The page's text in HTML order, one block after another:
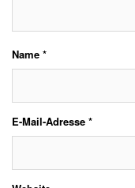
Name *
E-Mail-Adresse *